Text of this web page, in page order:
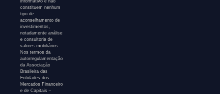
informativo e não
constituem nenhum
tipo de
aconselhamento de
investimentos,
notadamente análise
e consultoria de
valores mobiliários.
Nos termos da
autorregulamentação
da Associação
Brasileira das
Entidades dos
Mercados Financeiro
e de Capitais –